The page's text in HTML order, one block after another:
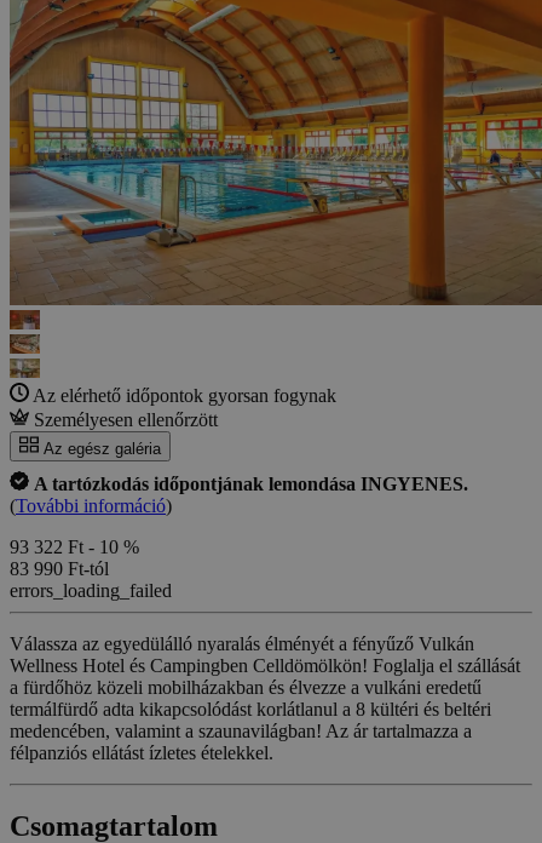
Az elérhető időpontok gyorsan fogynak
Személyesen ellenőrzött
Az egész galéria
A tartózkodás időpontjának lemondása INGYENES.
(További információ)
93 322 Ft - 10 %
83 990 Ft-tól
errors_loading_failed
Válassza az egyedülálló nyaralás élményét a fényűző Vulkán
Wellness Hotel és Campingben Celldömölkön! Foglalja el szállását
a fürdőhöz közeli mobilházakban és élvezze a vulkáni eredetű
termálfürdő adta kikapcsolódást korlátlanul a 8 kültéri és beltéri
medencében, valamint a szaunavilágban! Az ár tartalmazza a
félpanziós ellátást ízletes ételekkel.
Csomagtartalom